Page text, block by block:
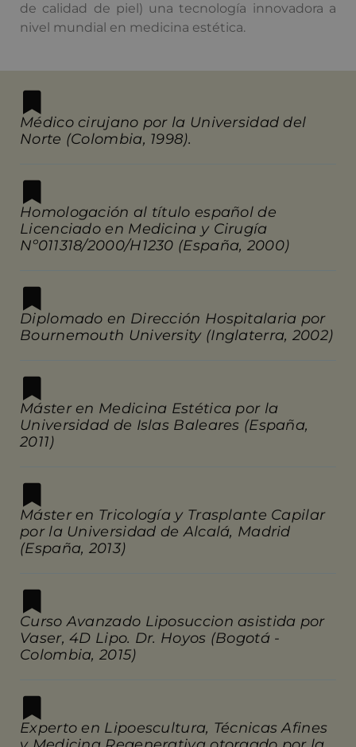
de calidad de piel) una tecnología innovadora a
nivel mundial en medicina estética.
Médico cirujano por la Universidad del
Norte (Colombia, 1998).
Homologación al título español de
Licenciado en Medicina y Cirugía
Nº011318/2000/H1230 (España, 2000)
Diplomado en Dirección Hospitalaria por
Bournemouth University (Inglaterra, 2002)
Máster en Medicina Estética por la
Universidad de Islas Baleares (España,
2011)
Máster en Tricología y Trasplante Capilar
por la Universidad de Alcalá, Madrid
(España, 2013)
Curso Avanzado Liposuccion asistida por
Vaser, 4D Lipo. Dr. Hoyos (Bogotá -
Colombia, 2015)
Experto en Lipoescultura, Técnicas Afines